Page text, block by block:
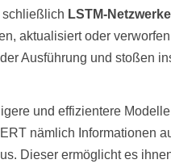
schließlich LSTM-Netzwerke
aktualisiert oder
Ausführung und stoßen
und effizientere
nämlich Informationen
Dieser ermöglicht es